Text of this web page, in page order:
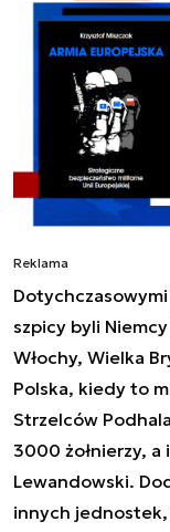
Reklama
szpicy byli
Włochy, Wielka
Polska, kiedy to
Strzelców
3000 żołnierzy, a
Lewandowski.
innych jednostek,